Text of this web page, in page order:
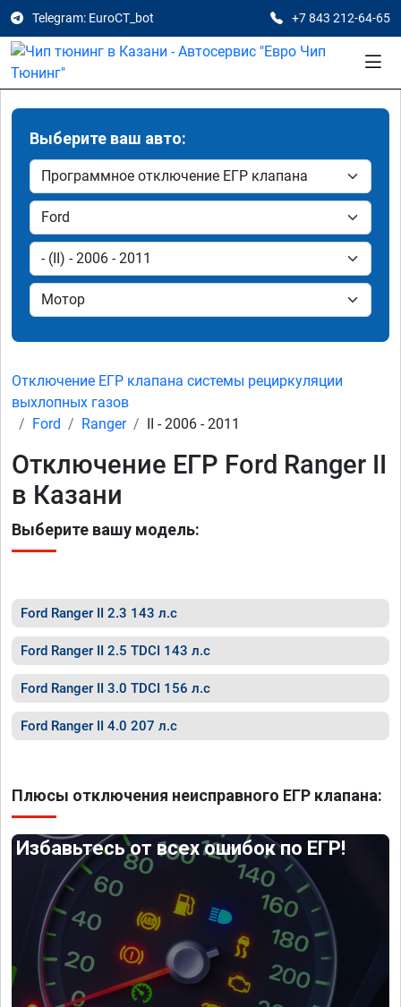
Telegram: EuroCT_bot +7 843 212-64-65
Выберите ваш авто:
Отключение ЕГР клапана системы рециркуляции
выхлопных газов
Ford
Ranger II - 2006 - 2011
Отключение ЕГР Ford Ranger II
в Казани
Выберите вашу модель:
Ford Ranger II 2.3 143 л.с
Ford Ranger II 2.5 TDCI 143 л.с
Ford Ranger II 3.0 TDCI 156 л.с
Ford Ranger II 4.0 207 л.с
Плюсы отключения неисправного ЕГР клапана:
Избавьтесь от всех ошибок по ЕГР!